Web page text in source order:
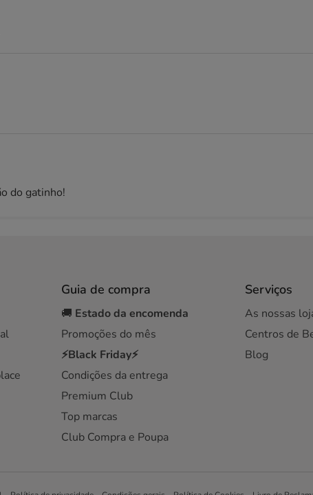
do gatinho!
Guia de compra
🚚 Estado da encomenda
Promoções do mês
⚡Black Friday⚡
Condições da entrega
Premium Club
Top marcas
Club Compra e Poupa
Serviços
As nossas
Centros de
Blog